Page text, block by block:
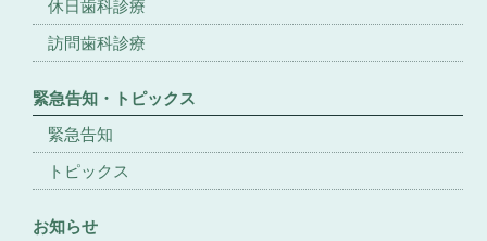
休日歯科診療
訪問歯科診療
緊急告知・トピックス
緊急告知
トピックス
お知らせ